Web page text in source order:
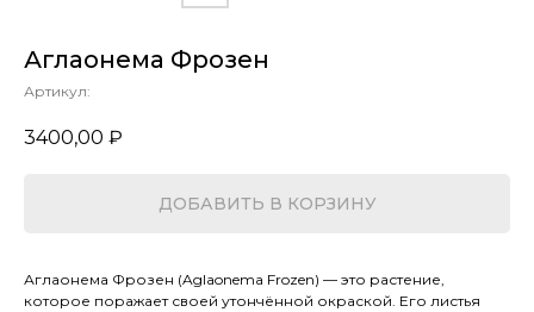
Аглаонема Фрозен
Артикул:
3400,00 ₽
ДОБАВИТЬ В КОРЗИНУ
Аглаонема Фрозен (Aglaonema Frozen) — это растение,
которое поражает своей утончённой окраской. Его листья